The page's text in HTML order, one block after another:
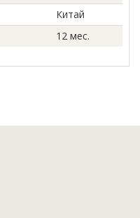
Китай
12 мес.